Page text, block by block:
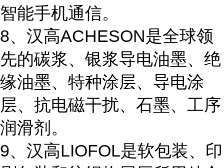
智能手机通信。
8、汉高ACHESON是全球领
先的碳浆、银浆导电油墨、绝
缘油墨、特种涂层、导电涂
层、抗电磁干扰、石墨、工序
润滑剂。
9、汉高LIOFOL是软包装、印